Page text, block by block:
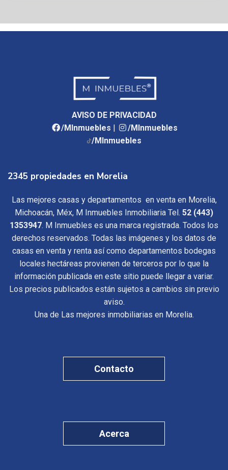
AVISO DE PRIVACIDAD
/MInmuebles |
/MInmuebles
/MInmuebles
2345 propiedades en Morelia
Las mejores casas y departamentos en venta en Morelia,
Michoacán, Méx, M Inmuebles Inmobiliaria Tel. 52 (443)
1353947. M Inmuebles es una marca registrada. Todos los
derechos reservados. Todas las imágenes y los datos de
casas en venta y renta así como departamentos bodegas
locales hectáreas provienen de terceros por lo que la
información publicada en este sitio puede llegar a variar.
Los precios publicados están sujetos a cambios sin previo
aviso.
Una de Las mejores inmobiliarias en Morelia.